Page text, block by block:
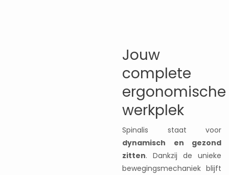
Jouw
complete
ergonomische
werkplek
Spinalis staat voor
dynamisch en gezond
zitten. Dankzij de unieke
bewegingsmechaniek blijft